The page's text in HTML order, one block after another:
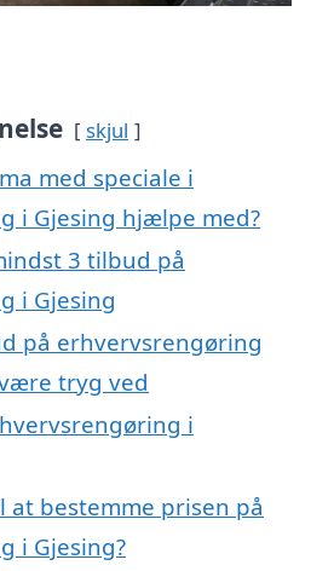
skjul
med speciale i
i Gjesing hjælpe med?
3 tilbud på
i Gjesing
på erhvervsrengøring
tryg ved
i
at bestemme prisen på
i Gjesing?